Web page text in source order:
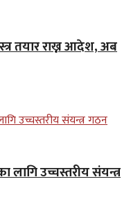
तयार राख्न आदेश, अब
लागि उच्चस्तरीय संयन्त्र